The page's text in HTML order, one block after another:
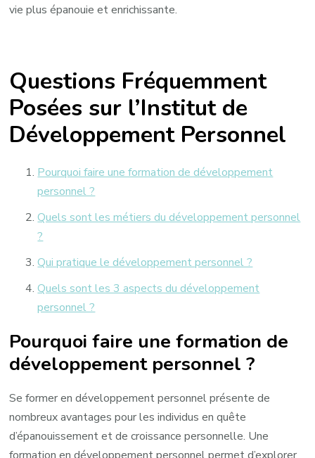
vie plus épanouie et enrichissante.
Questions Fréquemment
Posées sur l’Institut de
Développement Personnel
Pourquoi faire une formation de développement
personnel ?
Quels sont les métiers du développement personnel
?
Qui pratique le développement personnel ?
Quels sont les 3 aspects du développement
personnel ?
Pourquoi faire une formation de
développement personnel ?
Se former en développement personnel présente de
nombreux avantages pour les individus en quête
d’épanouissement et de croissance personnelle. Une